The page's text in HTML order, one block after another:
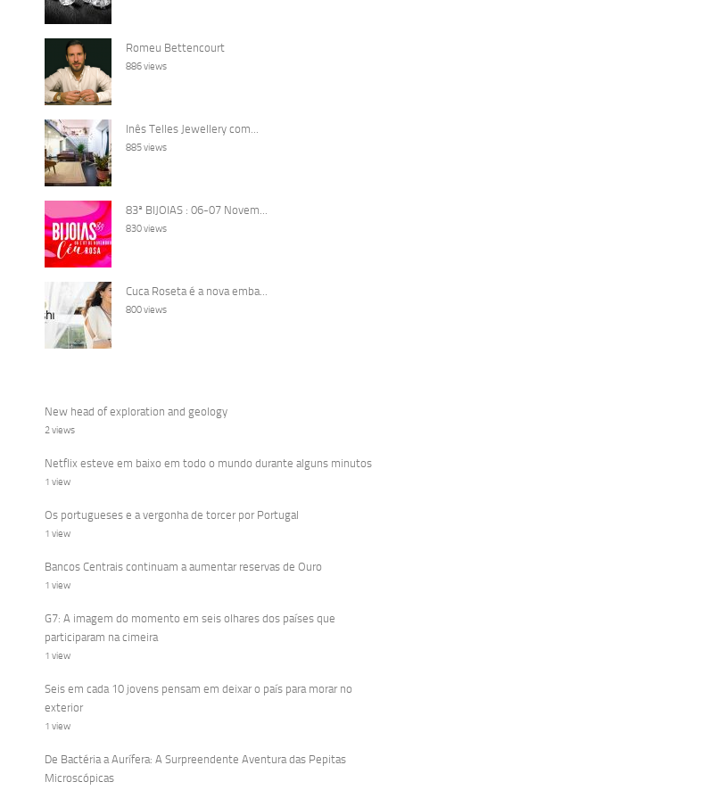
Romeu Bettencourt
886 views
Inês Telles Jewellery com...
885 views
83ª BIJOIAS : 06-07 Novem...
830 views
Cuca Roseta é a nova emba...
800 views
New head of exploration and geology
2 views
Netflix esteve em baixo em todo o mundo durante alguns minutos
1 view
Os portugueses e a vergonha de torcer por Portugal
1 view
Bancos Centrais continuam a aumentar reservas de Ouro
1 view
G7: A imagem do momento em seis olhares dos países que
participaram na cimeira
1 view
Seis em cada 10 jovens pensam em deixar o país para morar no
exterior
1 view
De Bactéria a Aurífera: A Surpreendente Aventura das Pepitas
Microscópicas